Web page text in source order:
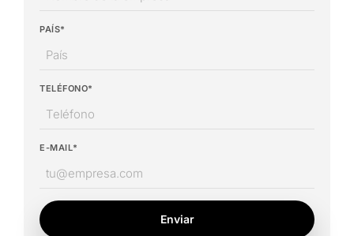
PAÍS*
TELÉFONO*
E-MAIL*
Enviar